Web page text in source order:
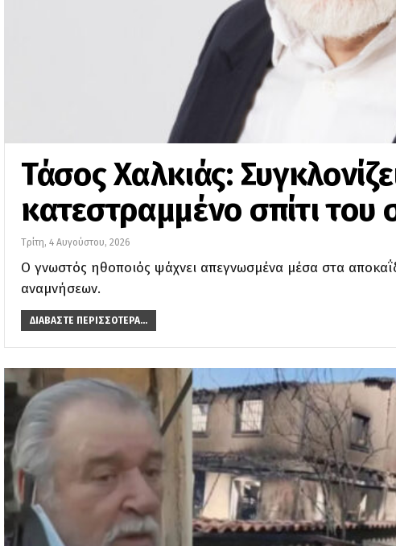
Τάσος Χαλκιάς:
κατεστραμμένο σπίτι του
Τρίτη, 4 Αυγούστου, 2026
Ο γνωστός ηθοποιός ψάχνει απεγνωσμένα μέσα στα
αναμνήσεων.
ΔΙΑΒΆΣΤΕ ΠΕΡΙΣΣΌΤΕΡΑ...